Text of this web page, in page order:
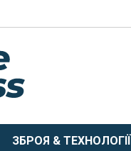
ЗБРОЯ & ТЕХНОЛОГІЇ